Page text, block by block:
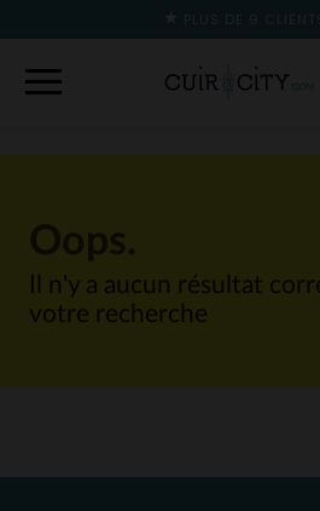
PLUS DE 9 CLIENTS SUR 10
Il n'y a aucun résultat
votre recherche